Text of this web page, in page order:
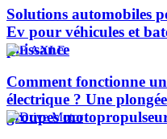
Solutions automobiles
Ev pour véhicules et
puissance
Comment fonctionne un
électrique ? Une
groupes